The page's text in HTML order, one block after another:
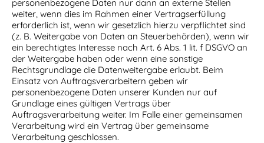
personenbezogene Daten nur dann an externe Stellen
weiter, wenn dies im Rahmen einer Vertragserfüllung
erforderlich ist, wenn wir gesetzlich hierzu verpflichtet sind
(z. B. Weitergabe von Daten an Steuerbehörden), wenn wir
ein berechtigtes Interesse nach Art. 6 Abs. 1 lit. f DSGVO an
der Weitergabe haben oder wenn eine sonstige
Rechtsgrundlage die Datenweitergabe erlaubt. Beim
Einsatz von Auftragsverarbeitern geben wir
personenbezogene Daten unserer Kunden nur auf
Grundlage eines gültigen Vertrags über
Auftragsverarbeitung weiter. Im Falle einer gemeinsamen
Verarbeitung wird ein Vertrag über gemeinsame
Verarbeitung geschlossen.